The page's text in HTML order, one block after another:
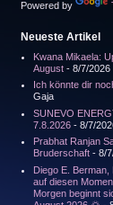
Powered by
Neueste Artikel
Kwana Mikaela:
August- 8/7/2026
Ich könnte dir
Gaja
SUNEVO
7.8.2026- 8/7/
Prabhat Ranjan
Bruderschaft- 8/
Diego E.
auf diesen
Morgen beginnt